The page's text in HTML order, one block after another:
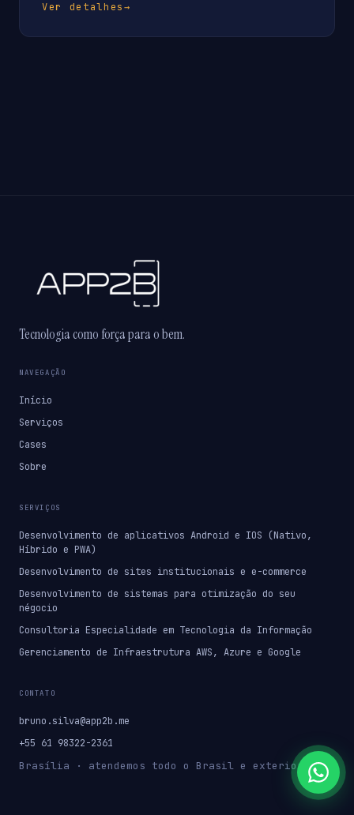
Ver detalhes→
Tecnologia como força para o bem.
NAVEGAÇÃO
Início
Serviços
Cases
Sobre
SERVIÇOS
Desenvolvimento de aplicativos Android e IOS (Nativo,
Híbrido e PWA)
Desenvolvimento de sites institucionais e e-commerce
Desenvolvimento de sistemas para otimização do seu
négocio
Consultoria Especialidade em Tecnologia da Informação
Gerenciamento de Infraestrutura AWS, Azure e Google
CONTATO
bruno.silva@app2b.me
+55 61 98322-2361
Brasília · atendemos todo o Brasil e exterior